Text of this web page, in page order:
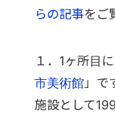
らの記事をご
１．1ヶ所目
市美術館 」で
施設として